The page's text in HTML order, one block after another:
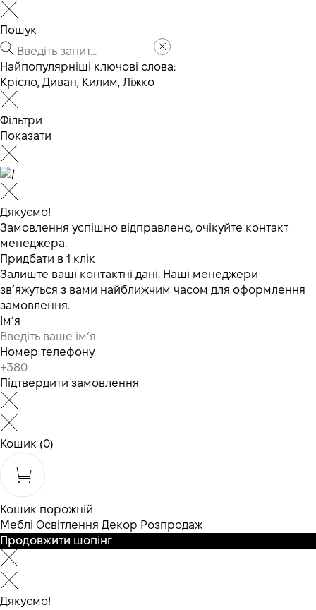
Пошук
Найпопулярніші ключові слова:
Крісло, Диван, Килим, Ліжко
Фільтри
Показати
Дякуємо!
Замовлення успішно відправлено, очікуйте контакт
менеджера.
Придбати в 1 клік
Залиште ваші контактні дані. Наші менеджери
зв’яжуться з вами найближчим часом для оформлення
замовлення.
Ім’я
Номер телефону
Підтвердити замовлення
Кошик (0)
Кошик порожній
Меблі Освітлення Декор Розпродаж
Продовжити шопінг
Дякуємо!